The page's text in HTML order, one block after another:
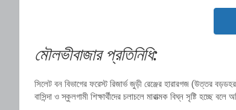
মৌলভীবাজার প্রতিনিধি:
সিলেট বন বিভাগের ফরেস্ট রিজার্ভ জুড়ী রেঞ্জের হারারগজ (উত্তর
বাসিন্দা ও স্কুলগামী শিক্ষার্থীদের চলাচলে মারাত্মক বিঘ্ন সৃষ্টি হচ্ছে